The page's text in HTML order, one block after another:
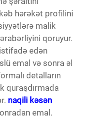
hərəkət profilini
malik
qoruyur.
edən
emal və sonra əl
detalların
quraşdırmada
naqili kəsən
emal.